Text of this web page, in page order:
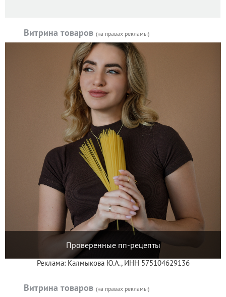
Витрина товаров (на правах рекламы)
Проверенные пп-рецепты
Реклама: Калмыкова Ю.А., ИНН 575104629136
Витрина товаров (на правах рекламы)